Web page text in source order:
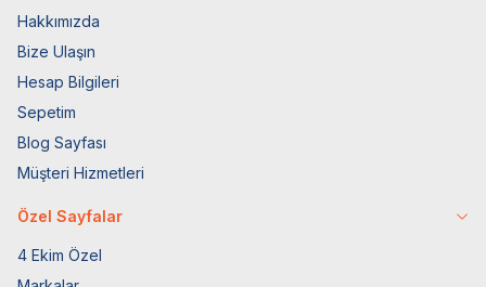
Hakkımızda
Bize Ulaşın
Hesap Bilgileri
Sepetim
Blog Sayfası
Müşteri Hizmetleri
Özel Sayfalar
4 Ekim Özel